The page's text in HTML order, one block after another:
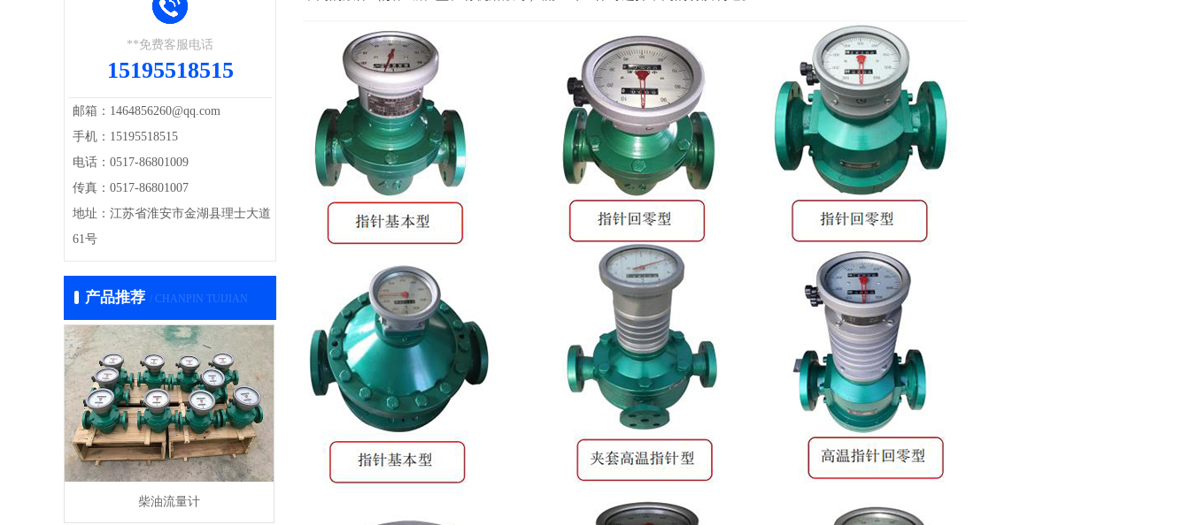
**免费客服电话
15195518515
邮箱：1464856260@qq.com
手机：15195518515
电话：0517-86801009
传真：0517-86801007
地址：江苏省淮安市金湖县理士大道
61号
产品推荐 / CHANPIN TUIJIAN
柴油流量计